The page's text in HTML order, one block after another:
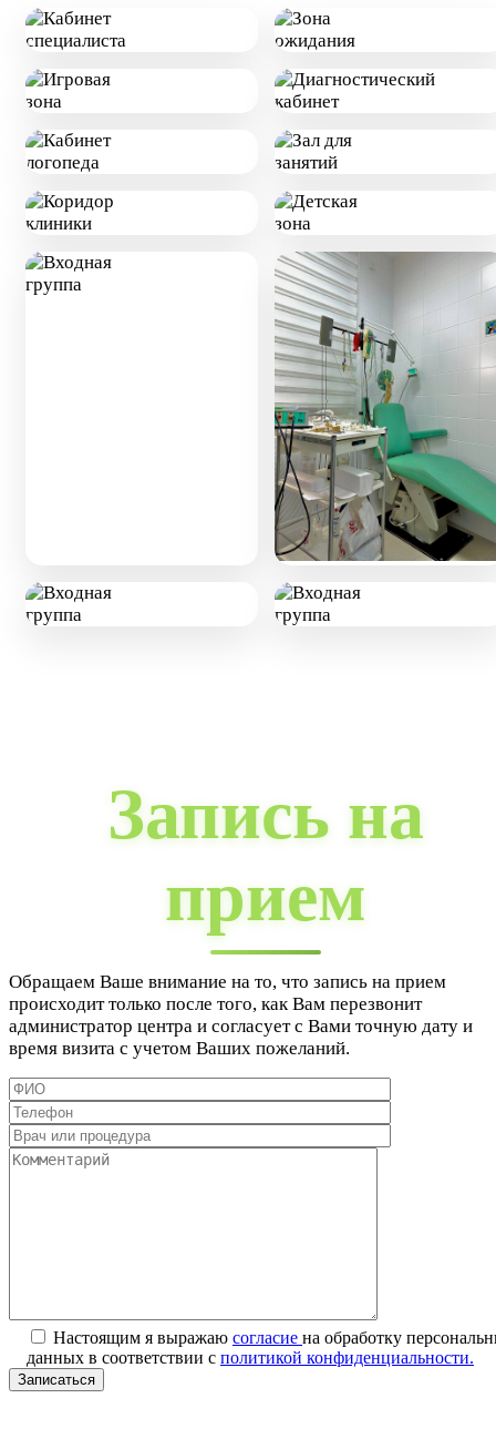
Запись на
прием
Обращаем Ваше внимание на то, что запись на прием
происходит только после того, как Вам перезвонит
администратор центра и согласует с Вами точную дату и
время визита с учетом Ваших пожеланий.
Настоящим я выражаю согласие на обработку
данных в соответствии с политикой конфиденциальности.